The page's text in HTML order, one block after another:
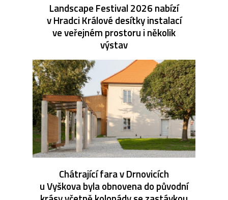
Landscape Festival 2026 nabízí
v Hradci Králové desítky instalací
ve veřejném prostoru i několik
výstav
Chátrající fara v Drnovicích
u Vyškova byla obnovena do původní